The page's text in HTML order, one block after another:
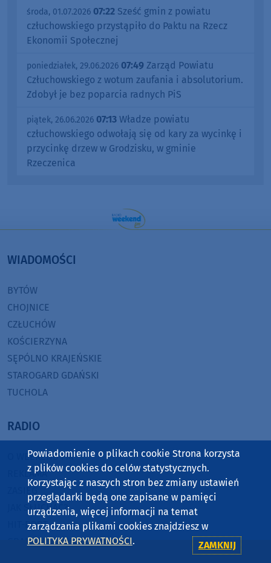
środa, 01.07.2026 07:22 Sześć gmin z powiatu
człuchowskiego przystąpiło do Paktu na Rzecz
Ekonomii Społecznej
poniedziałek, 29.06.2026 07:49 Zarząd Powiatu
Człuchowskiego z wotum zaufania i absolutorium.
Zdobył je bez poparcia radnych PiS
piątek, 26.06.2026 07:13 Władze powiatu
człuchowskiego odwołają się od kary za wycinkę i
przycinkę drzew w Grodzisku, w gminie
Rzeczenica
WIADOMOŚCI
BYTÓW
CHOJNICE
CZŁUCHÓW
KOŚCIERZYNA
SĘPÓLNO KRAJEŃSKIE
STAROGARD GDAŃSKI
TUCHOLA
RADIO
O WEEKEND FM
REKLAMA
JAK SŁUCHAĆ?
HIT-PORT
GRALIŚMY W WEEKEND FM
Powiadomienie o plikach cookie Strona korzysta
z plików cookies do celów statystycznych.
Korzystając z naszych stron bez zmiany ustawień
przeglądarki będą one zapisane w pamięci
urządzenia, więcej informacji na temat
zarządzania plikami cookies znajdziesz w
POLITYKA PRYWATNOŚCI. ZAMKNIJ